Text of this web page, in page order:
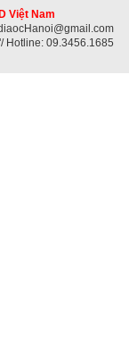
Việt Nam
Hotline: 09.3456.1685